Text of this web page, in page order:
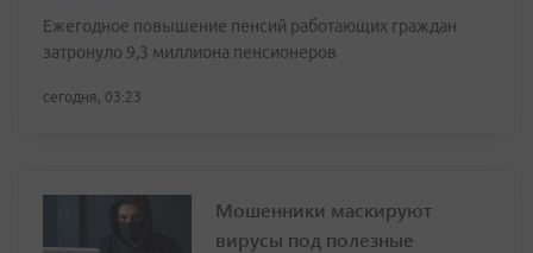
Ежегодное повышение пенсий работающих граждан
затронуло 9,3 миллиона пенсионеров
сегодня, 03:23
Мошенники маскируют
вирусы под полезные